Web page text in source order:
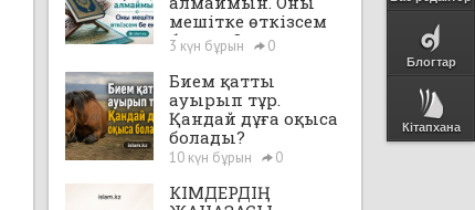
Блогтар
Кітапхана
мешітке өткізсем
бе екен?
3 күн бұрын 0
Бием қатты
ауырып тұр.
Қандай дұға оқыса
болады?
10 күн бұрын 0
КІМДЕРДІҢ